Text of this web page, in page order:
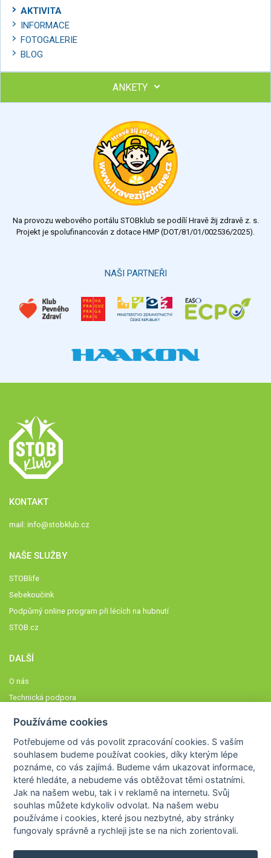
AKTIVITA
INFORMACE
FOTOGALERIE
BLOG
ANKETY
Výsledky Všechny ankety
Na provozu webového portálu STOBklub se podílí Hravě žij zdravě z. s.
Projekt je spolufinancován z dotace HMP (DOT/81/01/002536/2025).
NAŠI PARTNEŘI
KONTAKT
mail: info@stobklub.cz
NAŠE SLUŽBY
STOBlife
Sebekoučink
Podpůrný online program při lécích na hubnutí
STOB.cz
DALŠÍ
O nás
Technická podpora
Členové STOBklubu
Zásady nakládání s osobními údaji
Otestujte se
Spočítejte si
Výzva 52
Používáme cookies
Potřebujeme od vás povolit zpracování cookies. S vaším
souhlasem budeme používat cookies, díky kterým lépe
poznáme,co vás zajímá. Budeme vám ukazovat informace,
které hledáte, a nebudeme vás obtěžovat těmi ostatními.
Jak na našem webu, tak i v reklamě na internetu. Svůj
souhlas můžete kdykoliv odvolat. Na našem webu
používáme i cookies, které jsou nezbytné, aby stránky
fungovaly správně a rychleji jste se na nich zorientovali.